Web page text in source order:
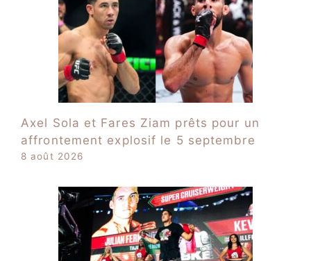
Axel Sola et Fares Ziam prêts pour un
affrontement explosif le 5 septembre
8 août 2026